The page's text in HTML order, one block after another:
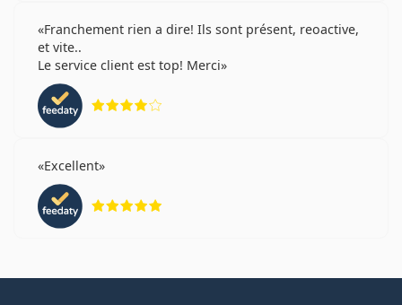
Le filtre UV des lentilles de contact augmente la
protection de la cornée contre les rayons ultraviolets
dangereux. Cependant, les lentilles ne couvrent pas
entièrement l'œil ou la zone oculaire. Il est donc
recommandé de porter à la fois des lentilles de contact
bénéficier d'une protection optimale contre les rayons
UV nocifs.
Les utilisateurs d'Avaira peuvent utiliser les lentilles de
contact Avaira Vitality Coopervision sans nouvelle
Vendu le plus souvent avec la solutionVantio Multi-
Franchement rien a dire! Ils sont présent, reoactive,
et vite..
Le service client est top! Merci
Excellent